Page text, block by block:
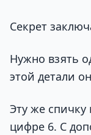
Секрет
Нужно взять
этой детали
Эту же
цифре 6. С